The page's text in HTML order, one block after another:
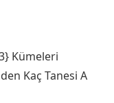
Kümeleri
Kaç Tanesi A